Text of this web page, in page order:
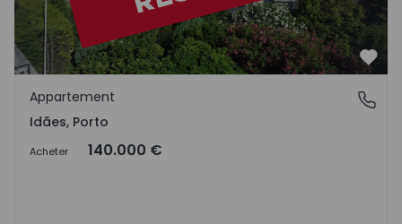
Idães, Porto
Appartement
Idães, Porto
Acheter 140.000 €